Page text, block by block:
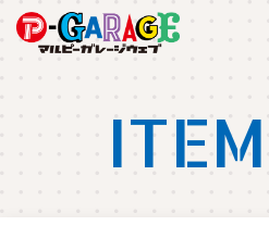
ITEM